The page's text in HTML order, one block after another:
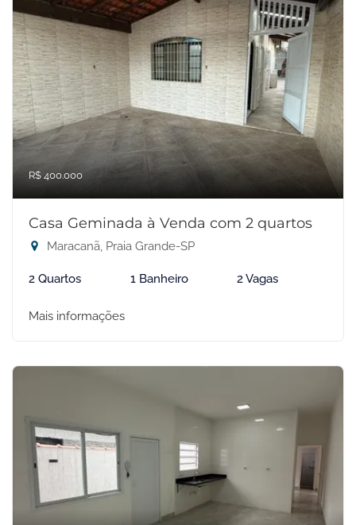
R$ 400.000
Casa Geminada à Venda com 2 quartos
Maracanã, Praia Grande-SP
2 Quartos 1 Banheiro 2 Vagas
Mais informações